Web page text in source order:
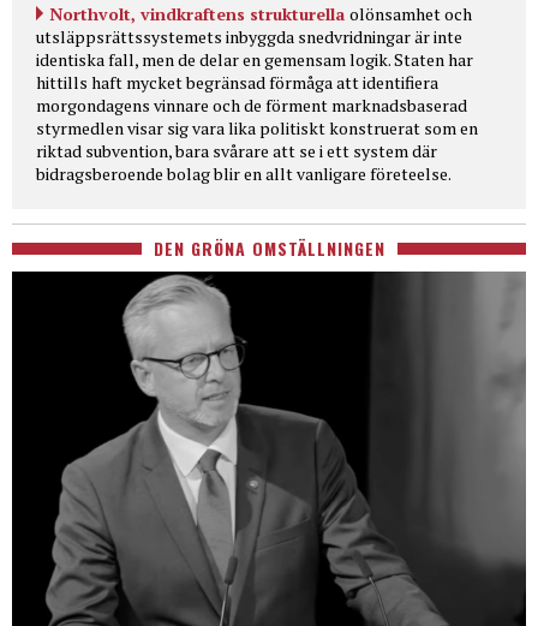
Northvolt, vindkraftens strukturella olönsamhet och
utsläppsrättssystemets inbyggda snedvridningar är inte
identiska fall, men de delar en gemensam logik. Staten har
hittills haft mycket begränsad förmåga att identifiera
morgondagens vinnare och de förment marknadsbaserad
styrmedlen visar sig vara lika politiskt konstruerat som en
riktad subvention, bara svårare att se i ett system där
bidragsberoende bolag blir en allt vanligare företeelse.
DEN GRÖNA OMSTÄLLNINGEN